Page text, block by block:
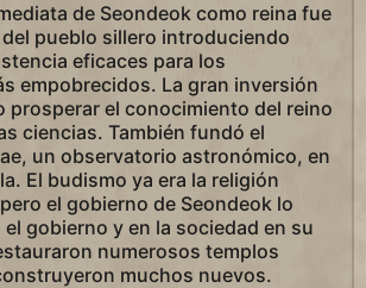
de Seondeok como reina fue
pueblo sillero introduciendo
eficaces para los
empobrecidos. La gran inversión
prosperar el conocimiento del reino
ciencias. También fundó el
un observatorio astronómico, en
El budismo ya era la religión
el gobierno de Seondeok lo
gobierno y en la sociedad en su
numerosos templos
muchos nuevos.